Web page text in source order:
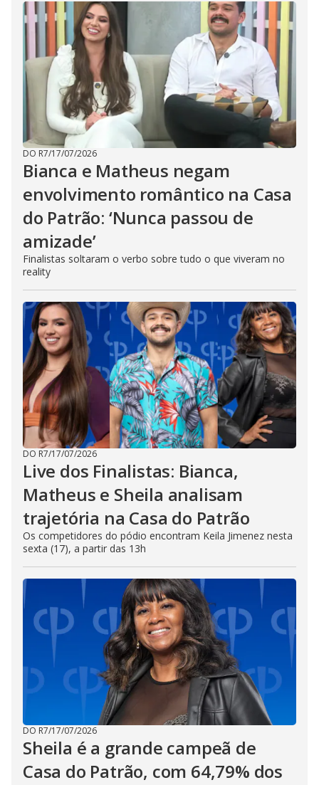
DO R7/17/07/2026
Bianca e Matheus negam
envolvimento romântico na Casa
do Patrão: ‘Nunca passou de
amizade’
Finalistas soltaram o verbo sobre tudo o que viveram no
reality
DO R7/17/07/2026
Live dos Finalistas: Bianca,
Matheus e Sheila analisam
trajetória na Casa do Patrão
Os competidores do pódio encontram Keila Jimenez nesta
sexta (17), a partir das 13h
DO R7/17/07/2026
Sheila é a grande campeã de
Casa do Patrão, com 64,79% dos